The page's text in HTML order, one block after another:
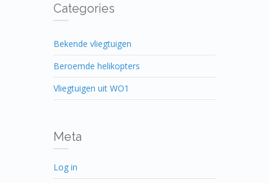
Categories
Bekende vliegtuigen
Beroemde helikopters
Vliegtuigen uit WO1
Meta
Log in